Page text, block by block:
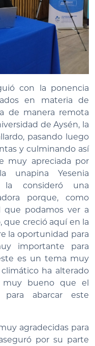
con la ponencia
en materia de
de manera remota
de Aysén, la
pasando luego
y culminando así
muy apreciada por
unapina Yesenia
la consideró una
porque, como
que podamos ver a
que creció aquí en la
la oportunidad para
importante para
es un tema muy
ha alterado
muy bueno que el
abarcar este
agradecidas para
por su parte